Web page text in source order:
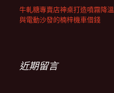
牛軋糖專賣店神桌打造噴霧降溫
與電動沙發的楠梓機車借錢
近期留言